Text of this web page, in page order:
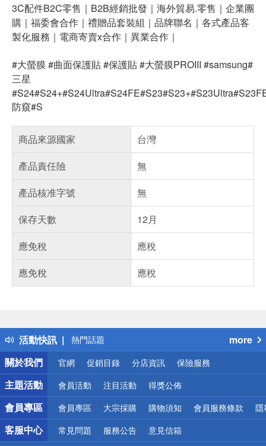
3C配件B2C零售｜B2B經銷批發｜海外貿易.零售｜企業團
購｜福委會合作｜禮贈品套裝組｜品牌聯名｜各式產品客
製化服務｜電商寄賣x合作｜異業合作｜
#大螢膜 #曲面保護貼 #保護貼 #大螢膜PROIII #samsung#
三星
防窺#S
商品來源國家
台灣
產品責任險
無
產品核准字號
無
保存天數
12月
應免稅
應稅
應免稅
應稅
活動快訊
得獎公告
熱門話題
銀行優惠
偏遠地區配送
詐騙網頁！請小心！
more
關於我們
官網 促銷目錄 分店資訊 保險服務
主題活動 會員活動 注目活動 得獎公佈
會員專區 會員專區 大宗採購 購物須知 會員服務條款 隱
客服中心 常見問題 服務公告 意見信箱